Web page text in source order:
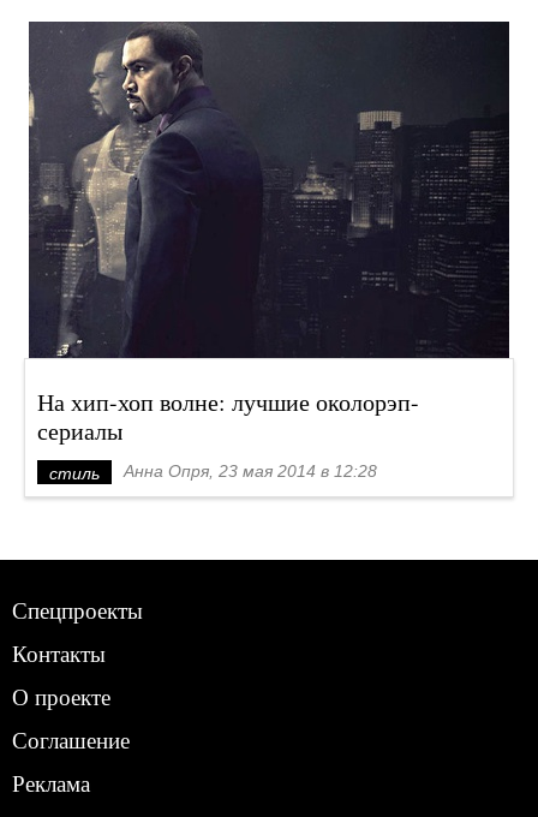
На хип-хоп волне: лучшие околорэп-
сериалы
стиль Анна Опря, 23 мая 2014 в 12:28
Спецпроекты
Контакты
О проекте
Соглашение
Реклама